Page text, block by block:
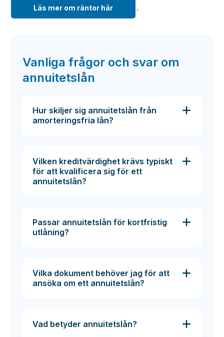
Läs mer om räntor här .
Vanliga frågor och svar om
annuitetslån
Hur skiljer sig annuitetslån från
amorteringsfria lån?
Vilken kreditvärdighet krävs typiskt
för att kvalificera sig för ett
annuitetslån?
Passar annuitetslån för kortfristig
utlåning?
Vilka dokument behöver jag för att
ansöka om ett annuitetslån?
Vad betyder annuitetslån?